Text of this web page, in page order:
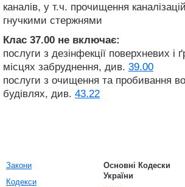
каналів, у т.ч. прочищення
гнучкими стержнями
Клас 37.00 не включає:
послуги з дезінфекції поверхневих і
місцях забруднення, див. 39.00
послуги з очищення та пробивання
будівлях, див. 43.22
Закони
Кодекси
Основні Кодески
України